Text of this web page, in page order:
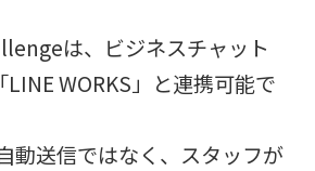
は、ビジネスチャット
WORKS」と連携可能で
動送信ではなく、スタッフが